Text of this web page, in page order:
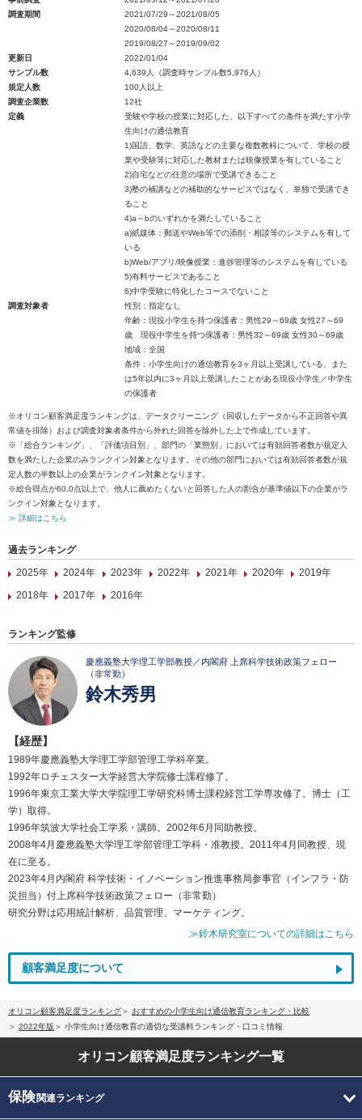
調査期間
2021/07/29～2021/08/05
2020/08/04～2020/08/11
2019/08/27～2019/09/02
更新日
2022/01/04
サンプル数
4,639人（調査時サンプル数5,976人）
規定人数
100人以上
調査企業数
12社
定義
受験や学校の授業に対応した、以下すべての条件を満たす小学
生向けの通信教育
1)国語、数学、英語などの主要な複数教科について、学校の授
業や受験等に対応した教材または映像授業を有していること
2)自宅などの任意の場所で受講できること
3)塾の補講などの補助的なサービスではなく、単独で受講でき
ること
4)a～bのいずれかを満たしていること
a)紙媒体：郵送やWeb等での添削・相談等のシステムを有して
いる
b)Web/アプリ/映像授業：進捗管理等のシステムを有している
5)有料サービスであること
6)中学受験に特化したコースでないこと
調査対象者
性別：指定なし
年齢：現役小学生を持つ保護者：男性29～69歳 女性27～69
歳 現役中学生を持つ保護者：男性32～69歳 女性30～69歳
地域：全国
条件：小学生向けの通信教育を3ヶ月以上受講している、また
は5年以内に3ヶ月以上受講したことがある現役小学生／中学生
の保護者
※オリコン顧客満足度ランキングは、データクリーニング（回収したデータから不正回答や異
常値を排除）および調査対象者条件から外れた回答を除外した上で作成しています。
※「総合ランキング」、「評価項目別」、部門の「業態別」においては有効回答者数が規定人
数を満たした企業のみランクイン対象となります。その他の部門においては有効回答者数が規
定人数の半数以上の企業がランクイン対象となります。
※総合得点が60.0点以上で、他人に薦めたくないと回答した人の割合が基準値以下の企業がラ
ンクイン対象となります。
≫ 詳細はこちら
過去ランキング
2025年
2024年 2023年 2022年 2021年 2020年
2019年
2018年
2017年 2016年
ランキング監修
慶應義塾大学理工学部教授／内閣府 上席科学技術政策フェロー
（非常勤）
鈴木秀男
【経歴】
1989年慶應義塾大学理工学部管理工学科卒業。
1992年ロチェスター大学経営大学院修士課程修了。
1996年東京工業大学大学院理工学研究科博士課程経営工学専攻修了。博士（工
学）取得。
1996年筑波大学社会工学系・講師。2002年6月同助教授。
2008年4月慶應義塾大学理工学部管理工学科・准教授。2011年4月同教授、現
在に至る。
2023年4月内閣府 科学技術・イノベーション推進事務局参事官（インフラ・防
災担当）付上席科学技術政策フェロー（非常勤）
研究分野は応用統計解析、品質管理、マーケティング。
≫鈴木研究室についての詳細はこちら
顧客満足度について
オリコン顧客満足度ランキング
おすすめの小学生向け通信教育ランキング・比較
2022年版
小学生向け通信教育の適切な受講料ランキング・口コミ情報
オリコン顧客満足度ランキング一覧
保険関連ランキング